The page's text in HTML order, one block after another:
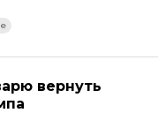
вернуть